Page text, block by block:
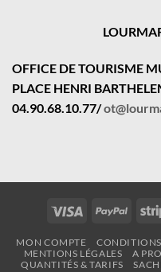
OFFICE DE TOURISME
PLACE HENRI
04.90.68.10.77/
Visa PayPal
MON COMPTE CONDITIONS
MENTIONS LÉGALES
A
QUANTITÉS & TARIFS